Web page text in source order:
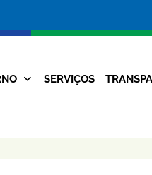
SERVIÇOS